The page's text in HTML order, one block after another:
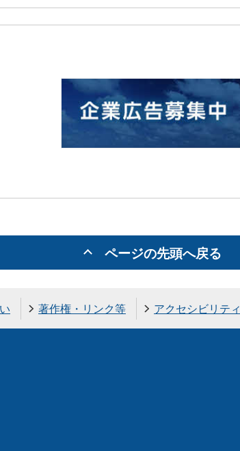
ページの先頭へ戻る
著作権・リンク等 アクセシビリティ